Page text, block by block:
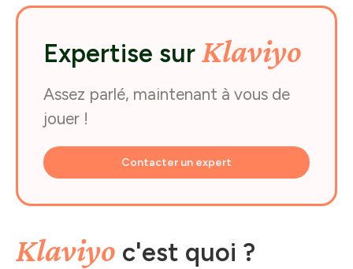
Klaviyo c'est quoi ?
Expertise sur Klaviyo
Assez parlé, maintenant à vous de
jouer !
Contacter un expert